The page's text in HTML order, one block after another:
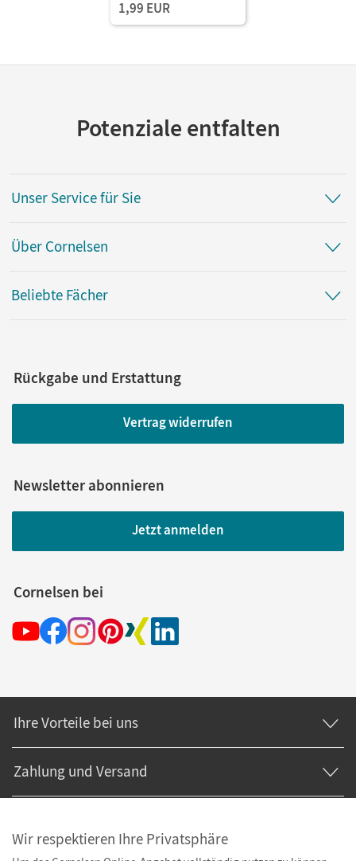
1,99 EUR
Potenziale entfalten
Unser Service für Sie
Über Cornelsen
Beliebte Fächer
Rückgabe und Erstattung
Vertrag widerrufen
Newsletter abonnieren
Jetzt anmelden
Cornelsen bei
Ihre Vorteile bei uns
Zahlung und Versand
Wir respektieren Ihre Privatsphäre